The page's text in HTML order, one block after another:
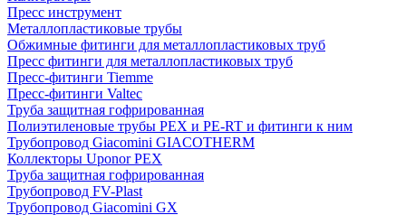
Пресс инструмент
Металлопластиковые трубы
Обжимные фитинги для металлопластиковых труб
Пресс фитинги для металлопластиковых труб
Пресс-фитинги Tiemme
Пресс-фитинги Valtec
Труба защитная гофрированная
Полиэтиленовые трубы PEX и PE-RT и фитинги к ним
Трубопровод Giacomini GIACOTHERM
Коллекторы Uponor PEX
Труба защитная гофрированная
Трубопровод FV-Plast
Трубопровод Giacomini GX